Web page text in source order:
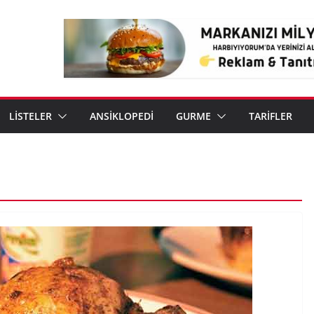
LİSTELER ANSİKLOPEDİ GURME TARİFLER